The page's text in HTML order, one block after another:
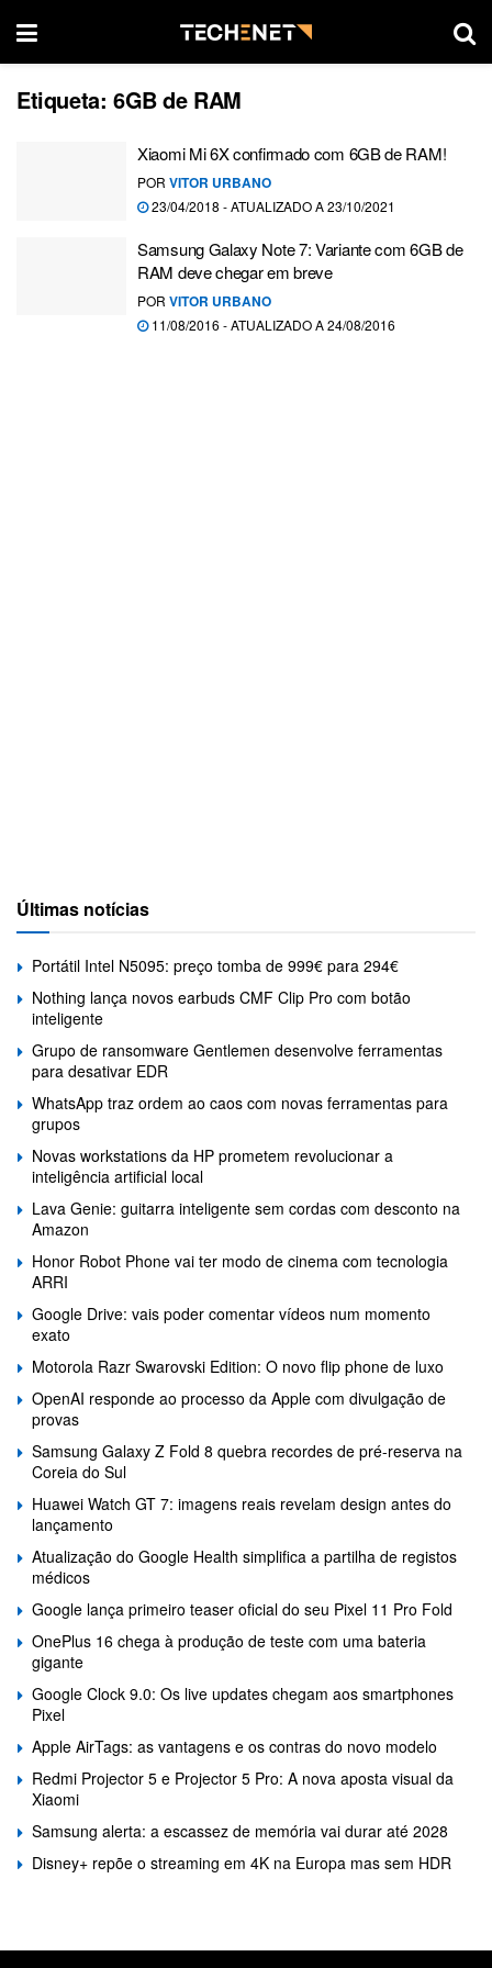
Etiqueta: 6GB de RAM
Xiaomi Mi 6X confirmado com 6GB de RAM!
POR VITOR URBANO
23/04/2018 - ATUALIZADO A 23/10/2021
Samsung Galaxy Note 7: Variante com 6GB de
RAM deve chegar em breve
POR VITOR URBANO
11/08/2016 - ATUALIZADO A 24/08/2016
Últimas notícias
Portátil Intel N5095: preço tomba de 999€ para 294€
Nothing lança novos earbuds CMF Clip Pro com botão
inteligente
Grupo de ransomware Gentlemen desenvolve ferramentas
para desativar EDR
WhatsApp traz ordem ao caos com novas ferramentas para
grupos
Novas workstations da HP prometem revolucionar a
inteligência artificial local
Lava Genie: guitarra inteligente sem cordas com desconto na
Amazon
Honor Robot Phone vai ter modo de cinema com tecnologia
ARRI
Google Drive: vais poder comentar vídeos num momento
exato
Motorola Razr Swarovski Edition: O novo flip phone de luxo
OpenAI responde ao processo da Apple com divulgação de
provas
Samsung Galaxy Z Fold 8 quebra recordes de pré-reserva na
Coreia do Sul
Huawei Watch GT 7: imagens reais revelam design antes do
lançamento
Atualização do Google Health simplifica a partilha de registos
médicos
Google lança primeiro teaser oficial do seu Pixel 11 Pro Fold
OnePlus 16 chega à produção de teste com uma bateria
gigante
Google Clock 9.0: Os live updates chegam aos smartphones
Pixel
Apple AirTags: as vantagens e os contras do novo modelo
Redmi Projector 5 e Projector 5 Pro: A nova aposta visual da
Xiaomi
Samsung alerta: a escassez de memória vai durar até 2028
Disney+ repõe o streaming em 4K na Europa mas sem HDR